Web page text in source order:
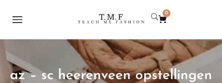
0
az – sc heerenveen opstellingen